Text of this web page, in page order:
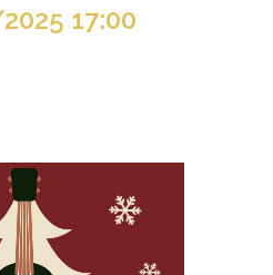
17:00